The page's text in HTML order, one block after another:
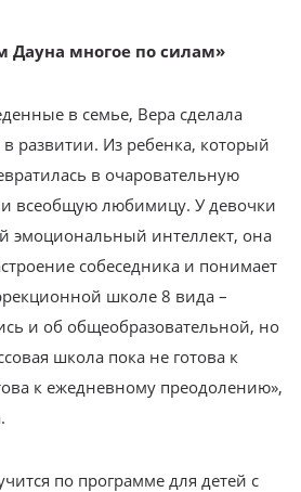
Дауна многое по силам»
в семье, Вера сделала
развитии. Из ребенка, который
в очаровательную
всеобщую любимицу. У девочки
эмоциональный интеллект, она
собеседника и понимает
школе 8 вида –
и об общеобразовательной, но
школа пока не готова к
к ежедневному преодолению»,
по программе для детей с